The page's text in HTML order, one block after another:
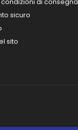
sicuro
sito